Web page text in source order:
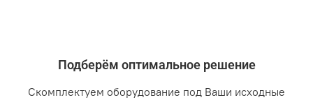
Подберём оптимальное решение
Скомплектуем оборудование под Ваши исходные